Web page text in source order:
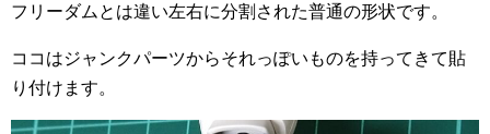
フリーダムとは違い左右に分割された普通の形状です。
ココはジャンクパーツからそれっぽいものを持ってきて貼
り付けます。